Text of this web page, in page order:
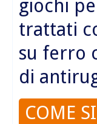
giochi
trattati
su ferro
di
COME